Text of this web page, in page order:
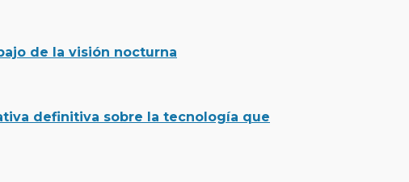
de la visión nocturna
definitiva sobre la tecnología que